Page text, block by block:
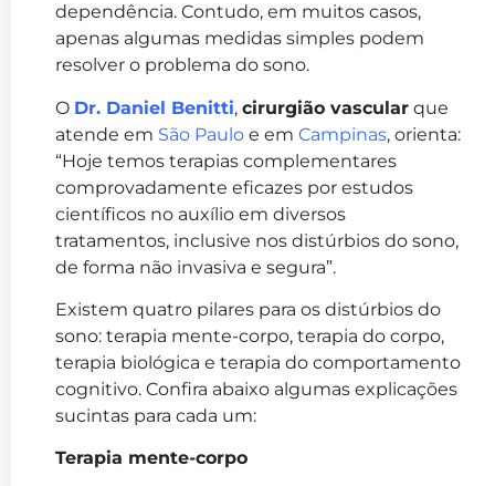
dependência. Contudo, em muitos casos,
apenas algumas medidas simples podem
resolver o problema do sono.
O Dr. Daniel Benitti, cirurgião vascular que
atende em São Paulo e em Campinas, orienta:
“Hoje temos terapias complementares
comprovadamente eficazes por estudos
científicos no auxílio em diversos
tratamentos, inclusive nos distúrbios do sono,
de forma não invasiva e segura”.
Existem quatro pilares para os distúrbios do
sono: terapia mente-corpo, terapia do corpo,
terapia biológica e terapia do comportamento
cognitivo. Confira abaixo algumas explicações
sucintas para cada um:
Terapia mente-corpo